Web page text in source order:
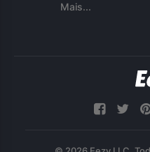
Mais...